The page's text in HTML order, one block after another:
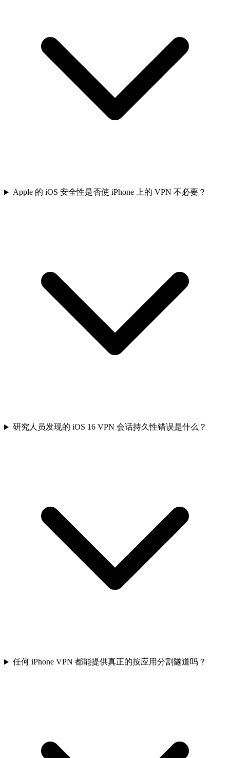
Apple 的 iOS 安全性是否使 iPhone 上的 VPN 不必要？
研究人员发现的 iOS 16 VPN 会话持久性错误是什么？
任何 iPhone VPN 都能提供真正的按应用分割隧道吗？